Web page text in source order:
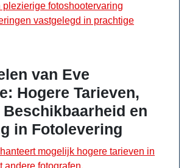
plezierige fotoshootervaring
vastgelegd in prachtige
van Eve
Hogere Tarieven,
en
in Fotolevering
mogelijk hogere tarieven in